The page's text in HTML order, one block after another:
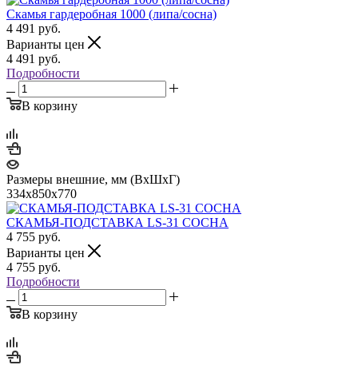
Скамья гардеробная 1000 (липа/сосна)
4 491 руб.
Варианты цен
4 491 руб.
Подробности
В корзину
Размеры внешние, мм (ВхШхГ)
334x850x770
СКАМЬЯ-ПОДСТАВКА LS-31 СОСНА
4 755 руб.
Варианты цен
4 755 руб.
Подробности
В корзину